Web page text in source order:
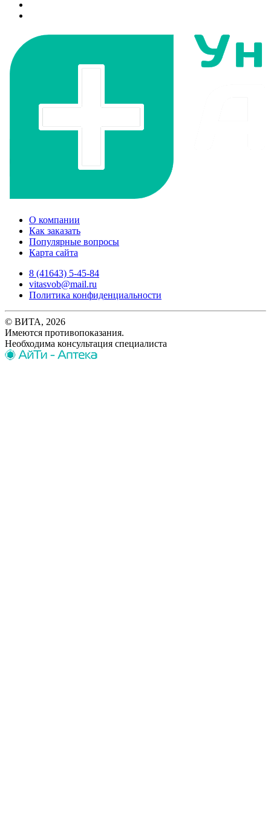
О компании
Как заказать
Популярные вопросы
Карта сайта
8 (41643) 5-45-84
vitasvob@mail.ru
Политика конфиденциальности
© ВИТА, 2026
Имеются противопоказания.
Необходима консультация специалиста